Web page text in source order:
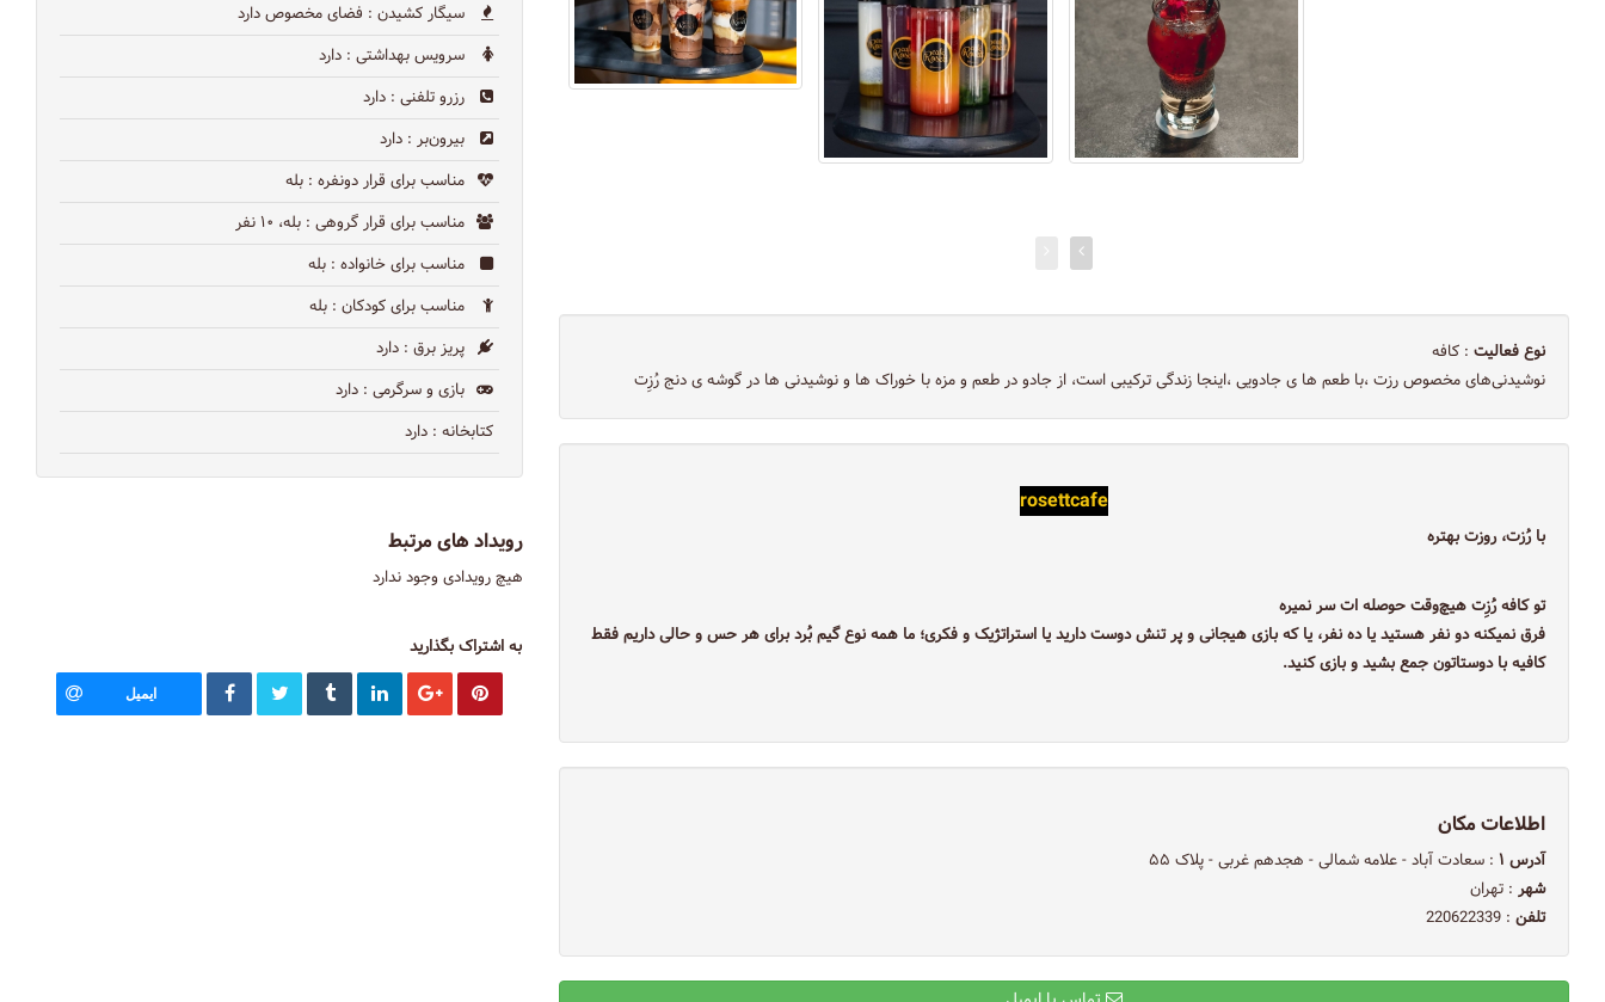
نوع فعالیت : کافه
نوشیدنی‌های مخصوص رزت ،با طعم ها ی جادویی ،اینجا زندگی ترکیبی است، از جادو در طعم و مزه با خوراک ها و نوشیدنی ها در گوشه‌ ی دنج رُزِت
rosettcafe
با رُزت، روزت بهتره
تو کافه رُزِت هیچ‌وقت حوصله ات سر نمیره
فرق نمیکنه دو نفر هستید یا ده نفر، یا که بازی هیجانی و پر تنش دوست دارید یا استراتژیک و فکری؛ ما همه نوع گیم بُرد برای هر حس و حالی داریم فقط
کافیه با دوستاتون جمع بشید و بازی کنید.
اطلاعات مکان
آدرس ۱
: سعادت آباد - علامه شمالی - هجدهم غربی - پلاک ۵۵
شهر : تهران
تلفن : 220622339
سیگار کشیدن : فضای مخصوص دارد
سرویس بهداشتی : دارد
رزرو تلفنی : دارد
بیرون‌بر : دارد
مناسب برای قرار دونفره : بله
مناسب برای قرار گروهی : بله، ۱۰ نفر
مناسب برای خانواده : بله
مناسب برای کودکان : بله
پریز برق : دارد
بازی و سرگرمی : دارد
کتابخانه : دارد
رویداد های مرتبط
هیچ رویدادی وجود ندارد
به اشتراک بگذارید
ایمیل